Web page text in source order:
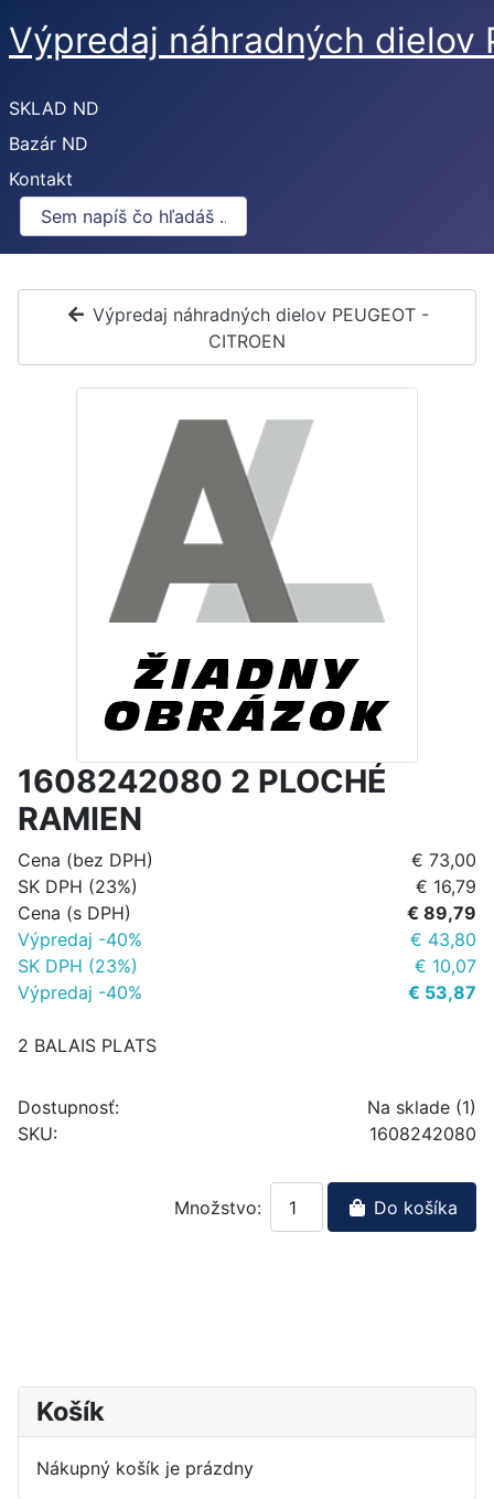
Výpredaj náhradných dielov
SKLAD ND
Bazár ND
Kontakt
Výpredaj náhradných dielov PEUGEOT -
CITROEN
1608242080 2 PLOCHÉ
RAMIEN
Cena (bez DPH)
€ 73,00
SK DPH (23%)
€ 16,79
Cena (s DPH)
€ 89,79
Výpredaj -40%
€ 43,80
SK DPH (23%)
€ 10,07
Výpredaj -40%
€ 53,87
2 BALAIS PLATS
Dostupnosť:
Na sklade (1)
SKU:
1608242080
Množstvo: Do košíka
Košík
Nákupný košík je prázdny